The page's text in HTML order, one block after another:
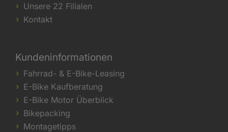
Unsere 22 Filialen
Kontakt
Kundeninformationen
Fahrrad- & E-Bike-Leasing
E-Bike Kaufberatung
E-Bike Motor Überblick
Bikepacking
Montagetipps